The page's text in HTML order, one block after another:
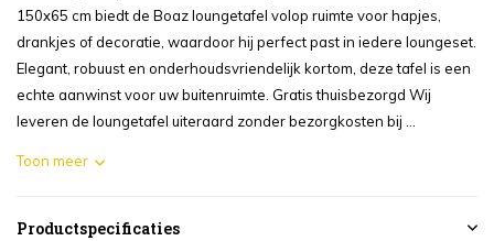
150x65 cm biedt de Boaz loungetafel volop ruimte voor hapjes,
drankjes of decoratie, waardoor hij perfect past in iedere loungeset.
Elegant, robuust en onderhoudsvriendelijk kortom, deze tafel is een
echte aanwinst voor uw buitenruimte. Gratis thuisbezorgd Wij
leveren de loungetafel uiteraard zonder bezorgkosten bij ...
Toon meer
Productspecificaties